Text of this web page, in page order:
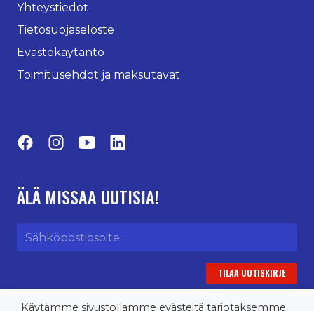
Yhteystiedot
Tietosuojaseloste
Evästekäytäntö
Toimitusehdot ja maksutavat
FacebookInstagramYouTube
ÄLÄ MISSAA UUTISIA!
Sähköpostiosoite
Käytämme sivustollamme evästeitä tarjotaksemme